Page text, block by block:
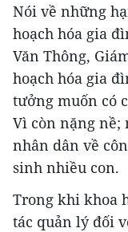
Nói về những
hoạch hóa gia
Văn Thông,
hoạch hóa gia
tưởng muốn có
Vì còn nặng nề;
nhân dân về
sinh nhiều con.
Trong khi khoa
tác quản lý đối